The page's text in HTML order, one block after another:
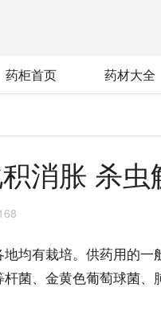
药柜首页 药材大全
消胀 杀虫
均有栽培。供药用的
菌、金黄色葡萄球菌